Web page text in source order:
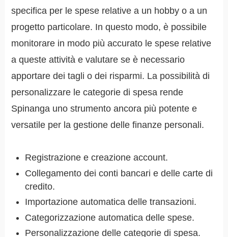
specifica per le spese relative a un hobby o a un
progetto particolare. In questo modo, è possibile
monitorare in modo più accurato le spese relative
a queste attività e valutare se è necessario
apportare dei tagli o dei risparmi. La possibilità di
personalizzare le categorie di spesa rende
Spinanga uno strumento ancora più potente e
versatile per la gestione delle finanze personali.
Registrazione e creazione account.
Collegamento dei conti bancari e delle carte di
credito.
Importazione automatica delle transazioni.
Categorizzazione automatica delle spese.
Personalizzazione delle categorie di spesa.